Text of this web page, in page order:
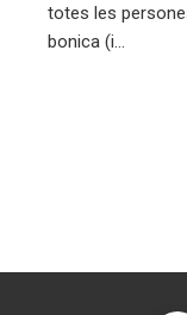
totes les
bonica (i…